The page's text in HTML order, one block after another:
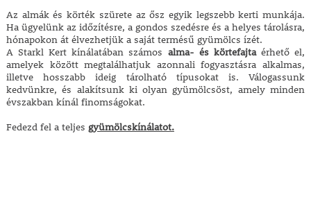
Az almák és körték szürete az ősz egyik legszebb kerti munkája.
Ha ügyelünk az időzítésre, a gondos szedésre és a helyes tárolásra,
hónapokon át élvezhetjük a saját termésű gyümölcs ízét.
A Starkl Kert kínálatában számos alma- és körtefajtaérhető el,
amelyek között megtalálhatjuk azonnali fogyasztásra alkalmas,
illetve hosszabb ideig tárolható típusokat is. Válogassunk
kedvünkre, és alakítsunk ki olyan gyümölcsöst, amely minden
évszakban kínál finomságokat.
Fedezd fel a teljes gyümölcskínálatot.